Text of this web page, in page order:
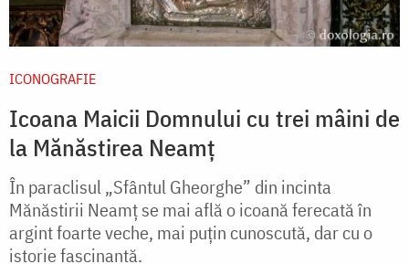
ICONOGRAFIE
Icoana Maicii Domnului cu trei mâini de
la Mănăstirea Neamț
În paraclisul „Sfântul Gheorghe” din incinta
Mănăstirii Neamț se mai află o icoană ferecată în
argint foarte veche, mai puțin cunoscută, dar cu o
istorie fascinantă.